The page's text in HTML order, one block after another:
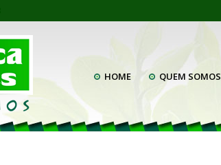
HOME QUEM SOMOS